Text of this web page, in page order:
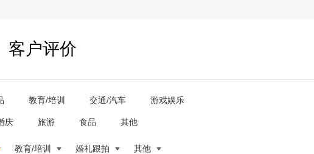
客户评价
教育/培训 交通/汽车 游戏娱乐
庆 旅游 食品 其他
教育/培训 婚礼跟拍 其他